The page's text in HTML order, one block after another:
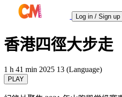
Log in / Sign up
香港四徑大步走
1 h 41 min 2025 13 (Language)
PLAY